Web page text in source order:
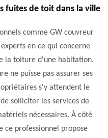
fuites de toit dans la ville
comme GW couvreur
en ce qui concerne
la toiture d'une habitation.
ne puisse pas assurer ses
s'y attendent le
solliciter les services de
nécessaires. À côté
ce professionnel propose